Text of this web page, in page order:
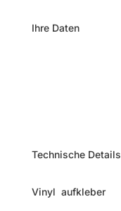
Ihre Daten
Technische Details
Vinyl aufkleber